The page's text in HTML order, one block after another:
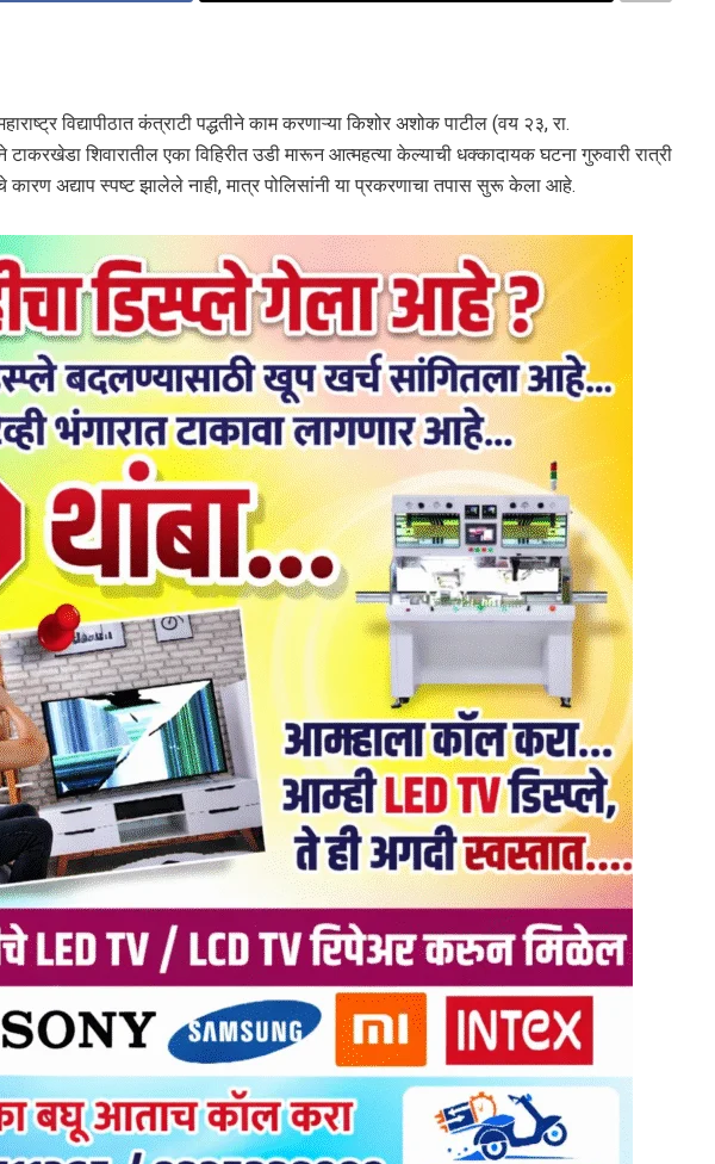
विद्यापीठात कंत्राटी पद्धतीने काम करणाऱ्या किशोर अशोक पाटील (वय २३, रा.
शिवारातील एका विहिरीत उडी मारून आत्महत्या केल्याची धक्कादायक घटना गुरुवारी रात्री
अद्याप स्पष्ट झालेले नाही, मात्र पोलिसांनी या प्रकरणाचा तपास सुरू केला आहे.